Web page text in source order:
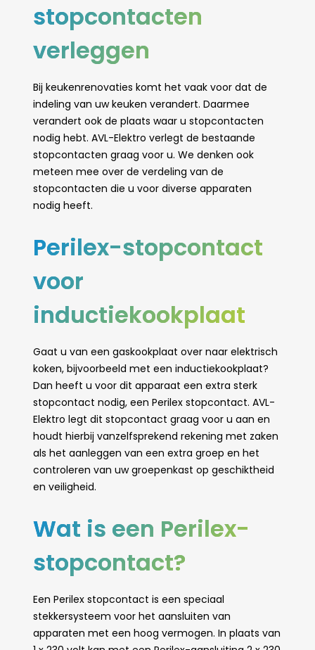
stopcontacten
verleggen
Bij keukenrenovaties komt het vaak voor dat de
indeling van uw keuken verandert. Daarmee
verandert ook de plaats waar u stopcontacten
nodig hebt. AVL-Elektro verlegt de bestaande
stopcontacten graag voor u. We denken ook
meteen mee over de verdeling van de
stopcontacten die u voor diverse apparaten
nodig heeft.
Perilex-stopcontact
voor
inductiekookplaat
Gaat u van een gaskookplaat over naar elektrisch
koken, bijvoorbeeld met een inductiekookplaat?
Dan heeft u voor dit apparaat een extra sterk
stopcontact nodig, een Perilex stopcontact. AVL-
Elektro legt dit stopcontact graag voor u aan en
houdt hierbij vanzelfsprekend rekening met zaken
als het aanleggen van een extra groep en het
controleren van uw groepenkast op geschiktheid
en veiligheid.
Wat is een Perilex-
stopcontact?
Een Perilex stopcontact is een speciaal
stekkersysteem voor het aansluiten van
apparaten met een hoog vermogen. In plaats van